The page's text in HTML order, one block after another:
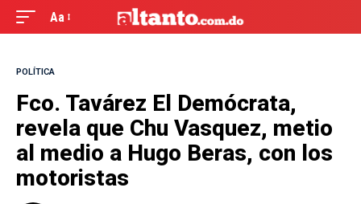
Aa
POLÍTICA
Fco. Tavárez El Demócrata,
revela que Chu Vasquez, metio
al medio a Hugo Beras, con los
motoristas